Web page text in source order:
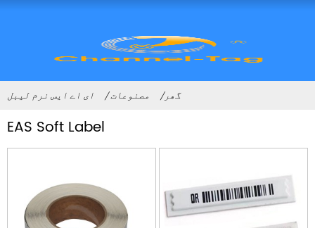
گھر مصنوعات ای اے ایس نرم لیبل
EAS Soft Label